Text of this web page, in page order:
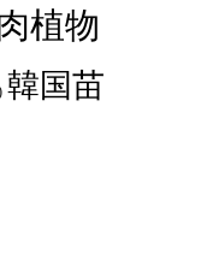
植物
韓国苗